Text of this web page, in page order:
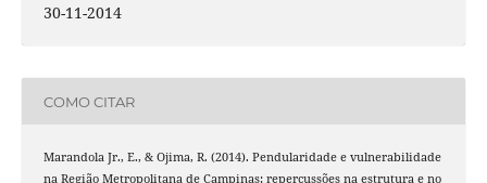
30-11-2014
COMO CITAR
Marandola Jr., E., & Ojima, R. (2014). Pendularidade e vulnerabilidade
na Região Metropolitana de Campinas: repercussões na estrutura e no